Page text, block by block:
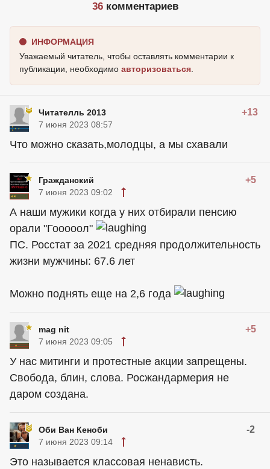
36комментариев
ИНФОРМАЦИЯ
Уважаемый читатель, чтобы оставлять комментарии к
публикации, необходимо авторизоваться.
Читателль 2013 +13
7 июня 2023 08:57
Что можно сказать,молодцы, а мы схавали
Гражданский +5
7 июня 2023 09:02
А наши мужики когда у них отбирали пенсию
орали "Гооооол"
ПС. Росстат за 2021 средняя продолжительность
жизни мужчины: 67.6 лет
Можно поднять еще на 2,6 года
mag nit +5
7 июня 2023 09:05
У нас митинги и протестные акции запрещены.
Свобода, блин, слова. Росжандармерия не
даром создана.
Оби Ван Кеноби -2
7 июня 2023 09:14
Это называется классовая ненависть.